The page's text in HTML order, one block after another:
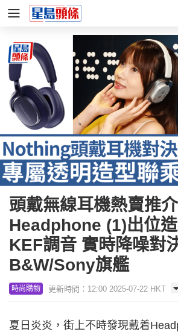
頭戴無線耳機熱賣推
Headphone (1)出位
KEF調音 實時降噪對
B&W/Sony旗艦
時尚購物 更新時間：12:00 2025-07-22 HKT
夏日炎炎，街上不時發現戴着